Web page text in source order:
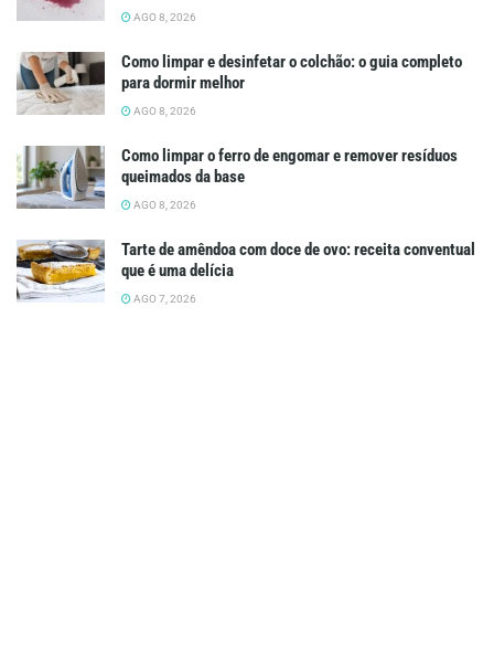
AGO 8, 2026
Como limpar e desinfetar o colchão: o guia completo
para dormir melhor
AGO 8, 2026
Como limpar o ferro de engomar e remover resíduos
queimados da base
AGO 8, 2026
Tarte de amêndoa com doce de ovo: receita conventual
que é uma delícia
AGO 7, 2026